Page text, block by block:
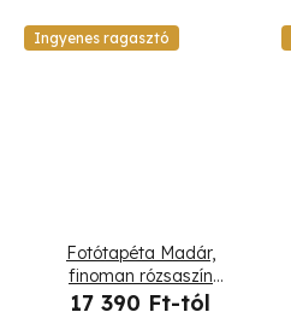
Ingyenes ragasztó
Fotótapéta Madár,
finoman rózsaszín
akcentussal a háttérben -
17 390 Ft-tól